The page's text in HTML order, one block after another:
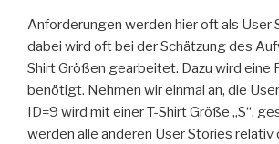
Anforderungen werden hier oft als User
dabei wird oft bei der Schätzung des
Shirt Größen gearbeitet. Dazu wird eine
benötigt. Nehmen wir einmal an, die
ID=9 wird mit einer T-Shirt Größe „S“,
werden alle anderen User Stories relativ